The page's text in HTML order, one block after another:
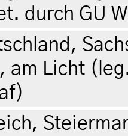
durch GU
am Licht